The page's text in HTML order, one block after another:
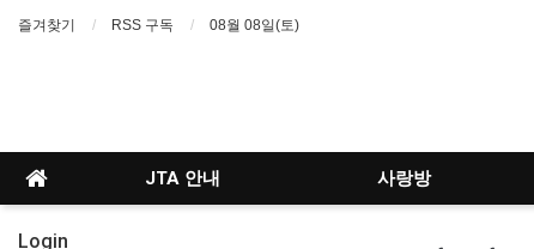
즐겨찾기 RSS 구독 08월 08일(토)
JTA 안내 사랑방
Login